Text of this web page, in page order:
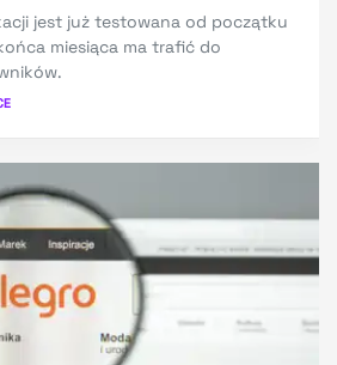
jest już testowana od początku
miesiąca ma trafić do